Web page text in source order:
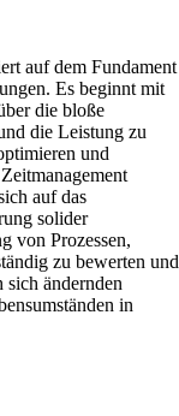
auf dem Fundament
Es beginnt mit
die bloße
die Leistung zu
und
auf das
solider
von Prozessen,
zu bewerten und
sich ändernden
in